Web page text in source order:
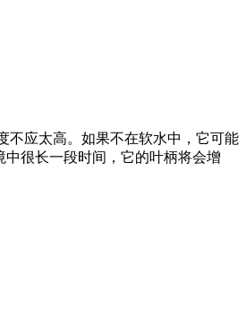
不应太高。如果不在软水中，它可能
很长一段时间，它的叶柄将会增